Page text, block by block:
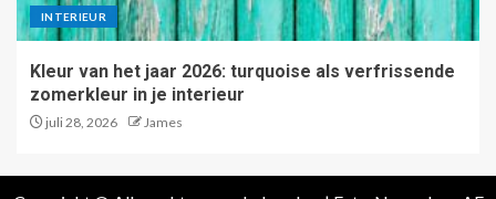
INTERIEUR
Kleur van het jaar 2026: turquoise als verfrissende
zomerkleur in je interieur
juli 28, 2026 James